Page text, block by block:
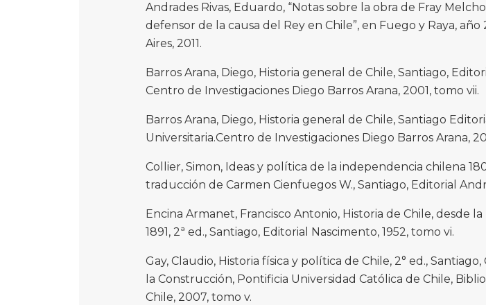
Andrades Rivas, Eduardo, “Notas sobre la obra de Fray
defensor de la causa del Rey en Chile”, en Fuego y Raya, año
Aires, 2011.
Barros Arana, Diego, Historia general de Chile, Santiago,
Centro de Investigaciones Diego Barros Arana, 2001, tomo vii.
Barros Arana, Diego, Historia general de Chile, Santiago
Universitaria.Centro de Investigaciones Diego Barros Arana,
Collier, Simon, Ideas y política de la independencia chilena
traducción de Carmen Cienfuegos W., Santiago, Editorial
Encina Armanet, Francisco Antonio, Historia de Chile, desde
1891, 2ª ed., Santiago, Editorial Nascimento, 1952, tomo vi.
Gay, Claudio, Historia física y política de Chile, 2° ed.,
la Construcción, Pontificia Universidad Católica de Chile,
Chile, 2007, tomo v.